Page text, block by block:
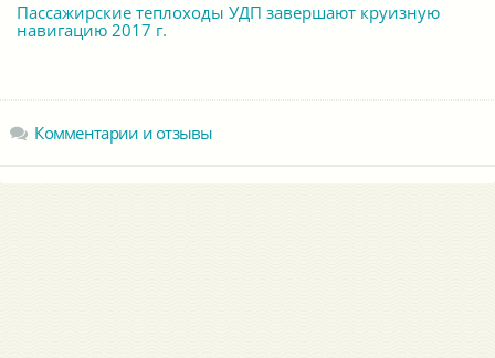
Пассажирские теплоходы УДП завершают круизную
навигацию 2017 г.
Комментарии и отзывы